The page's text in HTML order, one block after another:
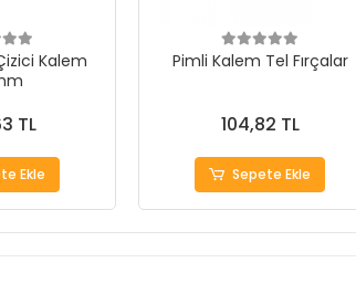
Kalem
TL
Ekle
Pimli Kalem Tel Fırçalar
104,82 TL
Sepete Ekle